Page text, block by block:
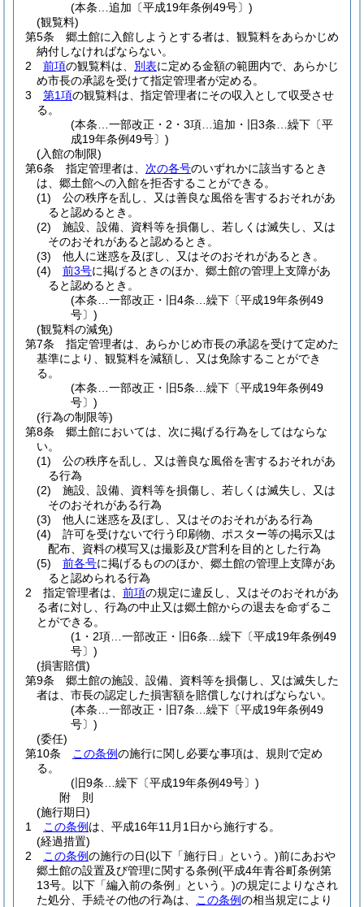
(本条…追加〔平成19年条例49号〕)
(観覧料)
第5条
郷土館に入館しようとする者は、観覧料をあらかじめ
納付しなければならない。
2
前項の観覧料は、 別表に定める金額の範囲内で、あらかじ
め市長の承認を受けて指定管理者が定める。
3
第1項の観覧料は、指定管理者にその収入として収受させ
る。
(本条…一部改正・2・3項…追加・旧3条…繰下〔平
成19年条例49号〕)
(入館の制限)
第6条
指定管理者は、 次の各号のいずれかに該当するとき
は、郷土館への入館を拒否することができる。
(1)
公の秩序を乱し、又は善良な風俗を害するおそれがあ
ると認めるとき。
(2)
施設、設備、資料等を損傷し、若しくは滅失し、又は
そのおそれがあると認めるとき。
(3)
他人に迷惑を及ぼし、又はそのおそれがあるとき。
(4)
前3号に掲げるときのほか、郷土館の管理上支障があ
ると認めるとき。
(本条…一部改正・旧4条…繰下〔平成19年条例49
号〕)
(観覧料の減免)
第7条
指定管理者は、あらかじめ市長の承認を受けて定めた
基準により、観覧料を減額し、又は免除することができ
る。
(本条…一部改正・旧5条…繰下〔平成19年条例49
号〕)
(行為の制限等)
第8条
郷土館においては、次に掲げる行為をしてはならな
い。
(1)
公の秩序を乱し、又は善良な風俗を害するおそれがあ
る行為
(2)
施設、設備、資料等を損傷し、若しくは滅失し、又は
そのおそれがある行為
(3)
他人に迷惑を及ぼし、又はそのおそれがある行為
(4)
許可を受けないで行う印刷物、ポスター等の掲示又は
配布、資料の模写又は撮影及び営利を目的とした行為
(5)
前各号に掲げるもののほか、郷土館の管理上支障があ
ると認められる行為
2
指定管理者は、 前項の規定に違反し、又はそのおそれがあ
る者に対し、行為の中止又は郷土館からの退去を命ずるこ
とができる。
(1・2項…一部改正・旧6条…繰下〔平成19年条例49
号〕)
(損害賠償)
第9条
郷土館の施設、設備、資料等を損傷し、又は滅失した
者は、市長の認定した損害額を賠償しなければならない。
(本条…一部改正・旧7条…繰下〔平成19年条例49
号〕)
(委任)
第10条
この条例の施行に関し必要な事項は、規則で定め
る。
(旧9条…繰下〔平成19年条例49号〕)
附 則
(施行期日)
1
この条例 は、平成16年11月1日から施行する。
(経過措置)
2
この条例の施行の日(以下「施行日」という。)前にあおや
郷土館の設置及び管理に関する条例(平成4年青谷町条例第
13号。以下「編入前の条例」という。)の規定によりなされ
た処分、手続その他の行為は、
この条例の相当規定により